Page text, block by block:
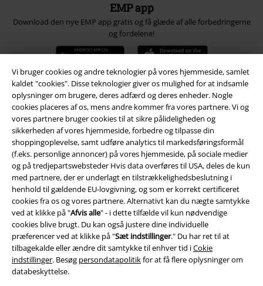
Vi bruger cookies og andre teknologier på vores hjemmeside, samlet
kaldet "cookies". Disse teknologier giver os mulighed for at indsamle
oplysninger om brugere, deres adfærd og deres enheder. Nogle
cookies placeres af os, mens andre kommer fra vores partnere. Vi og
vores partnere bruger cookies til at sikre pålideligheden og
sikkerheden af ​​vores hjemmeside, forbedre og tilpasse din
shoppingoplevelse, samt udføre analytics til markedsføringsformål
(f.eks. personlige annoncer) på vores hjemmeside, på sociale medier
og på tredjepartswebsteder Hvis data overføres til USA, deles de kun
med partnere, der er underlagt en tilstrækkelighedsbeslutning i
henhold til gældende EU-lovgivning, og som er korrekt certificeret
cookies fra os og vores partnere. Alternativt kan du nægte samtykke
ved at klikke på "Afvis alle" - i dette tilfælde vil kun nødvendige
cookies blive brugt. Du kan også justere dine individuelle
præferencer ved at klikke på "Sæt indstillinger." Du har ret til at
tilbagekalde eller ændre dit samtykke til enhver tid iCokie
indstillinger. Besøg persondatapolitikfor at få flere oplysninger om
databeskyttelse.
EMP app
Download den nye EMP app gratis og få glæde af alle forbedringerne
og fordelene!
A Warner Music Group Company
Juridisk